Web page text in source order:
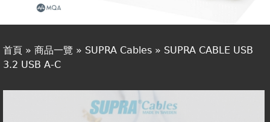
視聽專欄
購物須知
您
首頁 » 商品一覽 » SUPRA Cables » SUPRA CABLE USB
3.2 USB A-C